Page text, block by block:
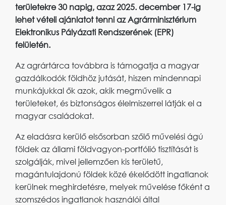
területekre 30 napig, azaz 2025. december 17-ig
lehet vételi ajánlatot tenni az Agrárminisztérium
Elektronikus Pályázati Rendszerének (EPR)
felületén.
Az agrártárca továbbra is támogatja a magyar
gazdálkodók földhöz jutását, hiszen mindennapi
munkájukkal ők azok, akik megművelik a
területeket, és biztonságos élelmiszerrel látják el a
magyar családokat.
Az eladásra kerülő elsősorban szőlő művelési ágú
földek az állami földvagyon-portfólió tisztítását is
szolgálják, mivel jellemzően kis területű,
magántulajdonú földek közé ékelődött ingatlanok
kerülnek meghirdetésre, melyek művelése főként a
szomszédos ingatlanok használói által